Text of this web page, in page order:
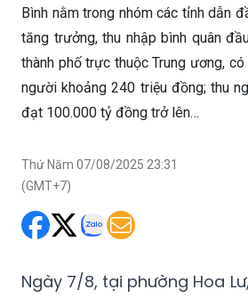
Bình nằm trong nhóm các tỉnh dẫn
tăng trưởng, thu nhập bình quân
thành phố trực thuộc Trung ương,
người khoảng 240 triệu đồng; thu
đạt 100.000 tỷ đồng trở lên…
Thứ Năm 07/08/2025 23:31
(GMT+7)
Ngày 7/8, tại phường Hoa